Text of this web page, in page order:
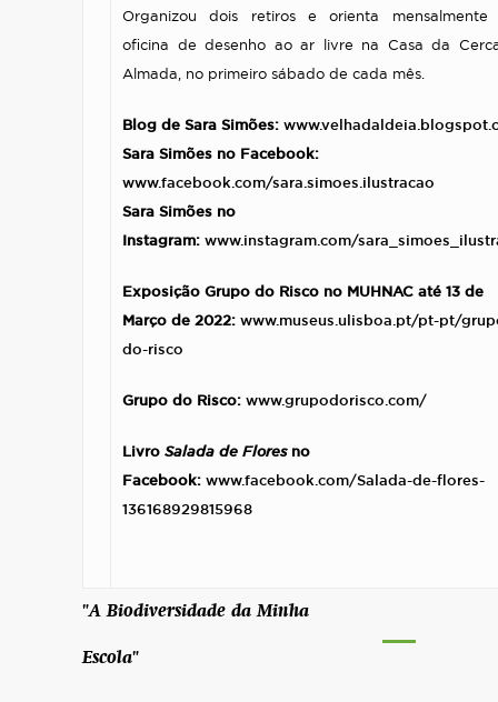
Organizou dois retiros e orienta mensalmente
oficina de desenho ao ar livre na Casa da
Almada, no primeiro sábado de cada mês.
Blog de Sara Simões:
Sara Simões no Facebook:
www.facebook.com/sara.simoes.ilustracao
Sara Simões no
Instagram: www.instagram.com/
Exposição Grupo do Risco no MUHNAC até 13 de
Março de 2022: www.museus.ulisboa.pt/pt-pt/
do-risco
Grupo do Risco: www.grupodorisco.com/
Livro Salada de Floresno
Facebook: www.facebook.com/Salada-de-flores-
136168929815968
"A Biodiversidade da Minha
Escola"